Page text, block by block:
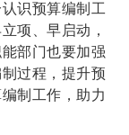
识预算编制工
项、早启动，
部门也要加强
过程，提升预
制工作，助力